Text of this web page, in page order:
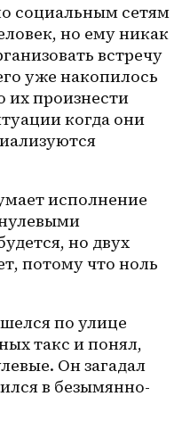
социальным сетям
но ему никак
встречу
уже накопилось
произнести
когда они
исполнение
но двух
потому что ноль
по улице
такс и понял,
Он загадал
в безымянно-